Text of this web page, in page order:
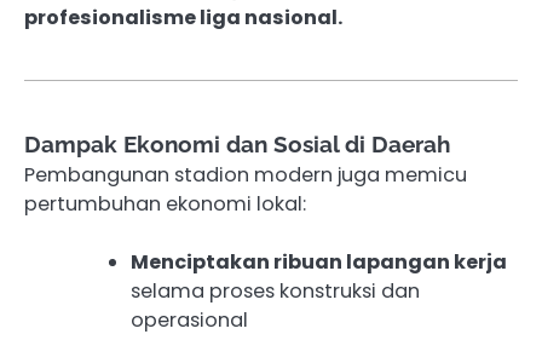
profesionalisme liga nasional.
Dampak Ekonomi dan Sosial di Daerah
Pembangunan stadion modern juga memicu
pertumbuhan ekonomi lokal:
Menciptakan ribuan lapangan kerja
selama proses konstruksi dan
operasional